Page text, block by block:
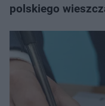
polskiego